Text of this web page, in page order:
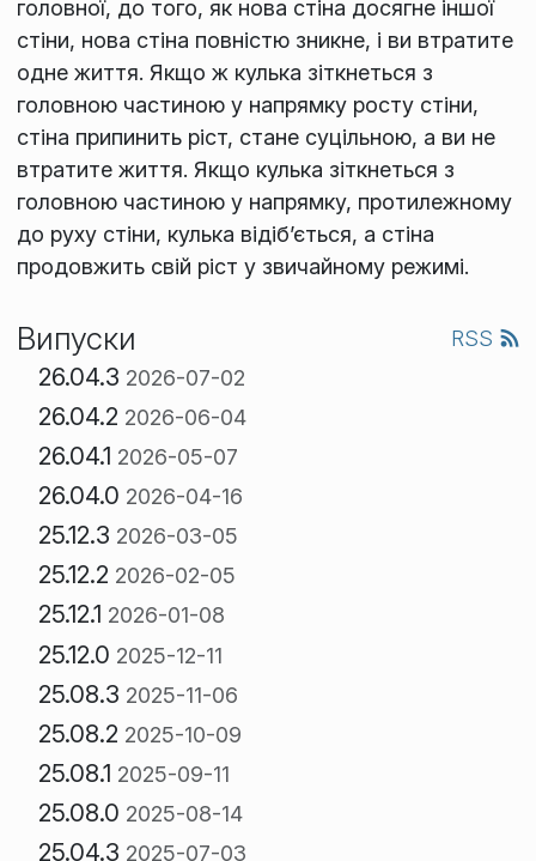
головної, до того, як нова стіна досягне іншої
стіни, нова стіна повністю зникне, і ви втратите
одне життя. Якщо ж кулька зіткнеться з
головною частиною у напрямку росту стіни,
стіна припинить ріст, стане суцільною, а ви не
втратите життя. Якщо кулька зіткнеться з
головною частиною у напрямку, протилежному
до руху стіни, кулька відіб’ється, а стіна
продовжить свій ріст у звичайному режимі.
Випуски RSS
26.04.3 2026-07-02
26.04.2 2026-06-04
26.04.1 2026-05-07
26.04.0 2026-04-16
25.12.3 2026-03-05
25.12.2 2026-02-05
25.12.1 2026-01-08
25.12.0 2025-12-11
25.08.3 2025-11-06
25.08.2 2025-10-09
25.08.1 2025-09-11
25.08.0 2025-08-14
25.04.3 2025-07-03